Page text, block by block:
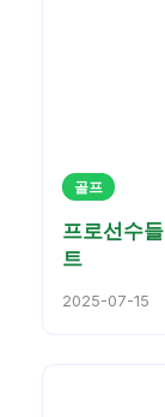
골프
프로선수
트
2025-07-15